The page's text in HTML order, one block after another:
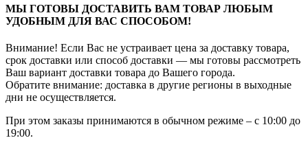
МЫ ГОТОВЫ ДОСТАВИТЬ ВАМ ТОВАР ЛЮБЫМ
УДОБНЫМ ДЛЯ ВАС СПОСОБОМ!
Внимание! Если Вас не устраивает цена за доставку товара,
срок доставки или способ доставки — мы готовы рассмотреть
Ваш вариант доставки товара до Вашего города.
Обратите внимание: доставка в другие регионы в выходные
дни не осуществляется.
При этом заказы принимаются в обычном режиме – с 10:00 до
19:00.